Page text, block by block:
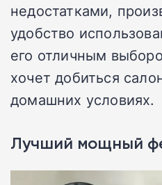
недостатками,
удобство
его отличным
хочет добиться
домашних условиях.
Лучший мощный